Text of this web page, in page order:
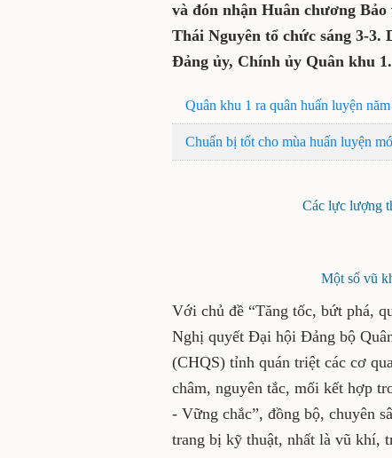
và đón nhận Huân chương
Thái Nguyên tổ chức sáng 3-
Đảng ủy, Chính ủy Quân khu 1.
Quân khu 1 ra quân huấn luyện
Chuẩn bị tốt cho mùa huấn luyện
Các lực lượng
Một số vũ
Với chủ đề “Tăng tốc, bứt phá,
Nghị quyết Đại hội Đảng bộ
(CHQS) tỉnh quán triệt các cơ
châm, nguyên tắc, mối kết hợp
- Vững chắc”, đồng bộ, chuyên
trang bị kỹ thuật, nhất là vũ khí,